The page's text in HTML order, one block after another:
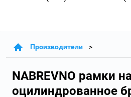
Производители
NABREVNO рамки на
оцилиндрованное